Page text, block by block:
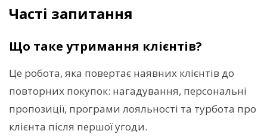
Часті запитання
Що таке утримання клієнтів?
Це робота, яка повертає наявних клієнтів до
повторних покупок: нагадування, персональні
пропозиції, програми лояльності та турбота про
клієнта після першої угоди.